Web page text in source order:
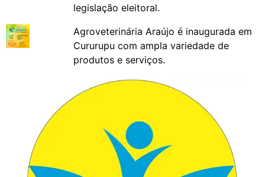
legislação eleitoral.
Agroveterinária Araújo é inaugurada em
Cururupu com ampla variedade de
produtos e serviços.